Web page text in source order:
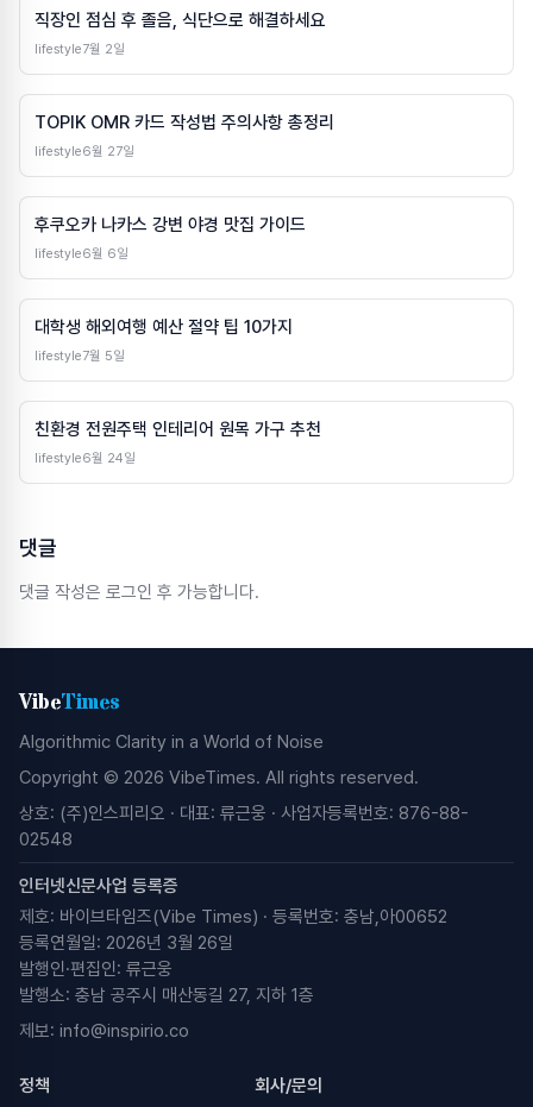
직장인 점심 후 졸음, 식단으로 해결하세요
lifestyle7월 2일
TOPIK OMR 카드 작성법 주의사항 총정리
lifestyle6월 27일
후쿠오카 나카스 강변 야경 맛집 가이드
lifestyle6월 6일
대학생 해외여행 예산 절약 팁 10가지
lifestyle7월 5일
친환경 전원주택 인테리어 원목 가구 추천
lifestyle6월 24일
댓글
댓글 작성은 로그인 후 가능합니다.
VibeTimes
Algorithmic Clarity in a World of Noise
Copyright © 2026 VibeTimes. All rights reserved.
상호: (주)인스피리오 · 대표: 류근웅 · 사업자등록번호: 876-88-
02548
인터넷신문사업 등록증
제호: 바이브타임즈(Vibe Times) · 등록번호: 충남,아00652
등록연월일: 2026년 3월 26일
발행인·편집인: 류근웅
발행소: 충남 공주시 매산동길 27, 지하 1층
제보: info@inspirio.co
정책 회사/문의